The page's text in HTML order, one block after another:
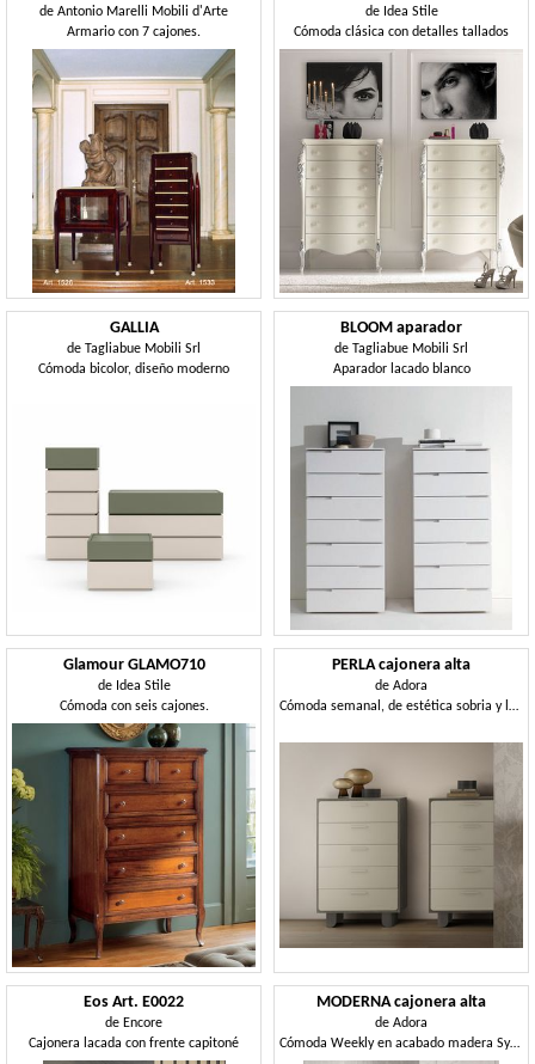
de Antonio Marelli Mobili d'Arte
Armario con 7 cajones.
de Idea Stile
Cómoda clásica con detalles tallados
GALLIA
de Tagliabue Mobili Srl
Cómoda bicolor, diseño moderno
BLOOM aparador
de Tagliabue Mobili Srl
Aparador lacado blanco
Glamour GLAMO710
de Idea Stile
Cómoda con seis cajones.
PERLA cajonera alta
de Adora
Cómoda semanal, de estética sobria y luminosa
Eos Art. E0022
de Encore
Cajonera lacada con frente capitoné
MODERNA cajonera alta
de Adora
Cómoda Weekly en acabado madera Sycamore, acabado lacado gris ahumado brillo